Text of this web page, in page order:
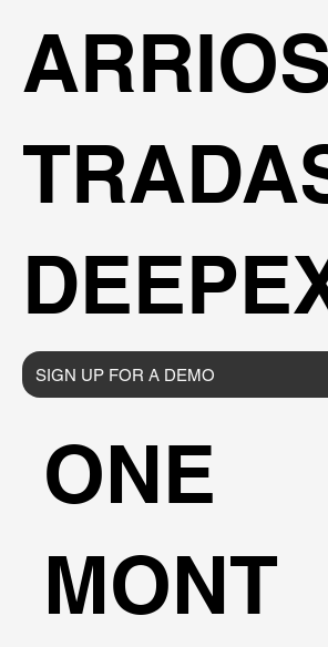
SIGN UP FOR A DEMO
ONE
MONT